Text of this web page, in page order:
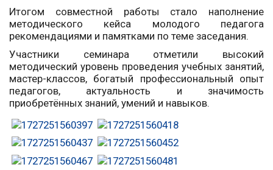
Итогом совместной работы стало наполнение
методического кейса молодого педагога
рекомендациями и памятками по теме заседания.
Участники семинара отметили высокий
методический уровень проведения учебных занятий,
мастер-классов, богатый профессиональный опыт
педагогов, актуальность и значимость
приобретённых знаний, умений и навыков.